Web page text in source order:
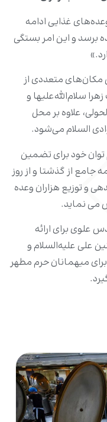
غذایی ادامه
عید به ۱۰۰ هزار وعده برسد و این امر بستگی
مکان‌های متعددی از
سلام‌الله‌علیها و
علاوه بر محل
السلام می‌شود.
توان خود برای تضمین
جامع از گذشتا و از روز
و توزیع هزاران وعده
می نماید.
برای ارائه
علی علیه‌السلام و
میهمانان حرم مطهر